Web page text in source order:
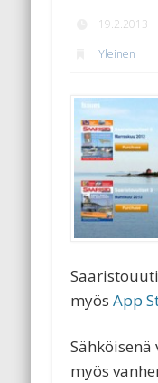
19.2.2013
Yleinen
myösApp
Sähköisenä
myös